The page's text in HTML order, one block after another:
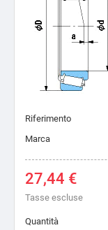
Riferimento
Marca
27,44 €
Tasse escluse
Quantità